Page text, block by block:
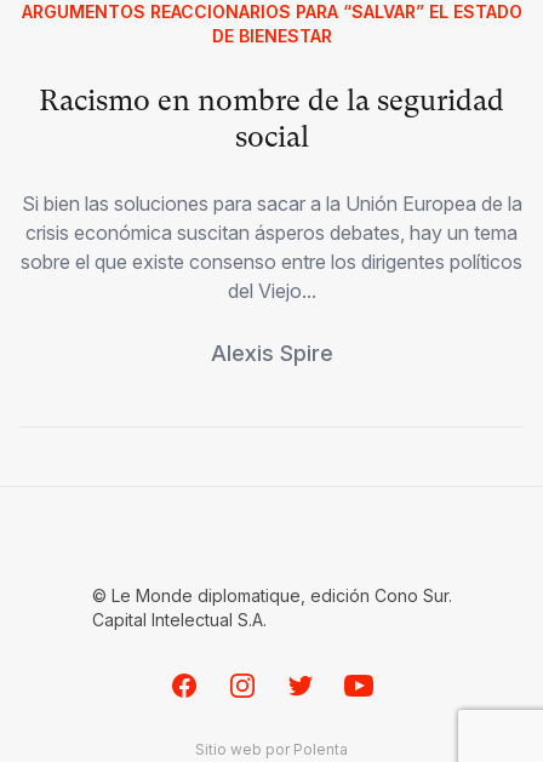
ARGUMENTOS REACCIONARIOS PARA “SALVAR” EL ESTADO
DE BIENESTAR
Racismo en nombre de la seguridad
social
Si bien las soluciones para sacar a la Unión Europea de la
crisis económica suscitan ásperos debates, hay un tema
sobre el que existe consenso entre los dirigentes políticos
del Viejo...
Alexis Spire
© Le Monde diplomatique, edición Cono Sur.
Capital Intelectual S.A.
FacebookInstagramTwitterYoutube
Sitio web por Polenta